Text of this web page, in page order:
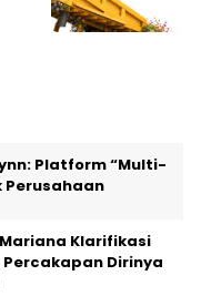
Platform “Multi-
Perusahaan
Klarifikasi
Dirinya